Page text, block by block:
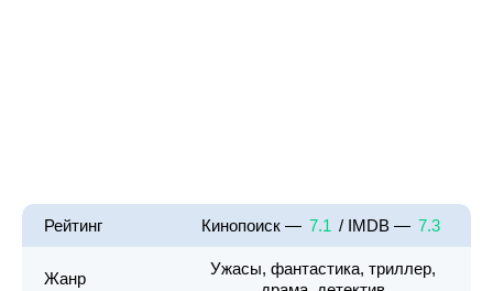
Рейтинг Кинопоиск — 7.1 / IMDB — 7.3
Жанр
Ужасы, фантастика, триллер,